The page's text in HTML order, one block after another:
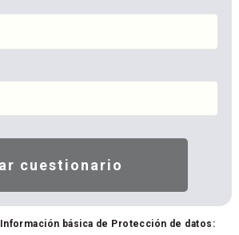
Información básica de Protección de datos: